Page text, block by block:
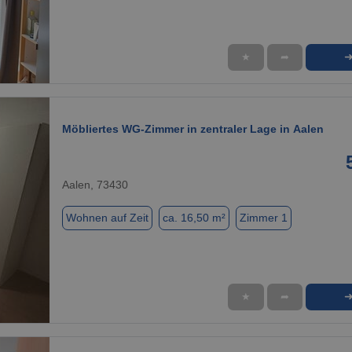
1 / 1
★ ➦ ➜
Möbliertes WG-Zimmer in zentraler Lage in Aalen
Aalen, 73430
Wohnen auf Zeit ca. 16,50 m² Zimmer 1
★ ➦ ➜